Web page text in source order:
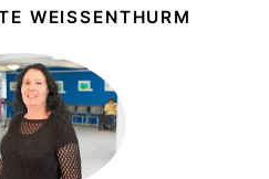
WEISSENTHURM